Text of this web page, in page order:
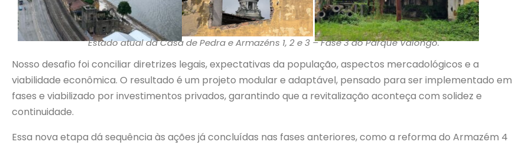
Estado atual da Casa de Pedra e Armazéns 1, 2 e 3 – Fase 3 do Parque Valongo.
Nosso desafio foi conciliar diretrizes legais, expectativas da população, aspectos mercadológicos e a
viabilidade econômica. O resultado é um projeto modular e adaptável, pensado para ser implementado em
fases e viabilizado por investimentos privados, garantindo que a revitalização aconteça com solidez e
continuidade.
Essa nova etapa dá sequência às ações já concluídas nas fases anteriores, como a reforma do Armazém 4